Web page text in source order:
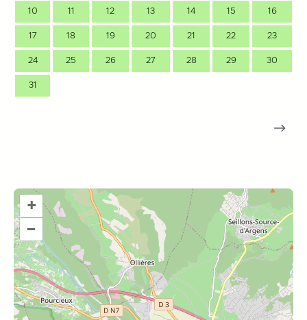
10 11 12 13 14 15 16
17 18 19 20 21 22 23
24 25 26 27 28 29 30
31
+
–